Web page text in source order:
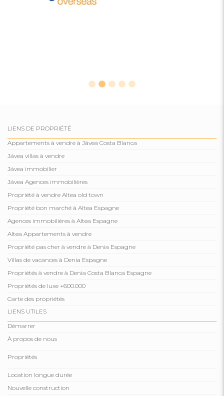
LIENS DE PROPRIÉTÉ
Appartements à vendre à Jávea Costa Blanca
Jávea villas à vendre
Jávea immobilier
Jávea Agences immobilières
Propriété à vendre Altea old town
Propriété bon marché à Altea Espagne
Agences immobilières à Altea Espagne
Altea Appartements à vendre
Propriété pas cher à vendre à Denia Espagne
Villas de vacances à Denia Espagne
Propriétés à vendre à Denia Costa Blanca Espagne
Propriétés de luxe +600.000
Carte des propriétés
LIENS UTILES
Démarrer
À propos de nous
Propriétés
Location longue durée
Nouvelle construction